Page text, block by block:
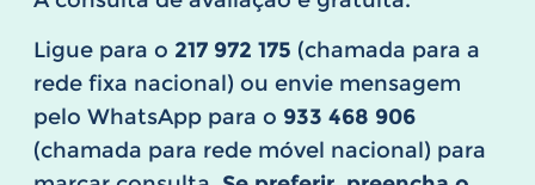
Ligue para o 217 972 175 (chamada para a
rede fixa nacional) ou envie mensagem
pelo WhatsApp para o 933 468 906
(chamada para rede móvel nacional) para